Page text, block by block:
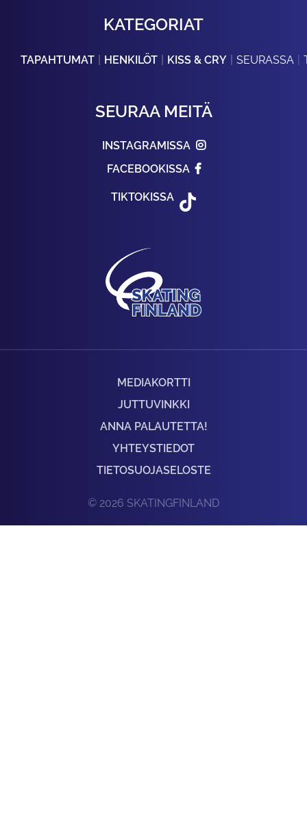
KATEGORIAT
TAPAHTUMAT HENKILÖT KISS & CRY SEURASSA
SEURAA MEITÄ
INSTAGRAMISSA
FACEBOOKISSA
TIKTOKISSA
MEDIAKORTTI
JUTTUVINKKI
ANNA PALAUTETTA!
YHTEYSTIEDOT
TIETOSUOJASELOSTE
© 2026 SKATINGFINLAND